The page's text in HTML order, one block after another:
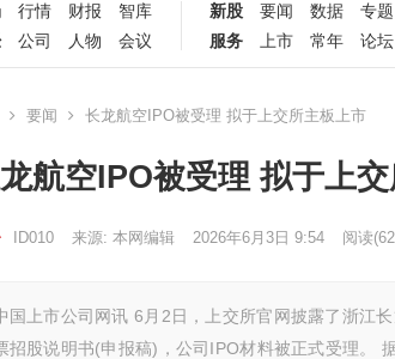
行情 财报
智库
公司 人物 会议
新股 要闻 数据
专题
服务
上市 常年 论坛
要闻 长龙航空IPO被受理 拟于上交所主板上市
航空IPO被受理 拟于上
ID010 来源: 本网编辑 2026年6月3日 9:54 阅读
国上市公司网讯 6月2日，上交所官网披露了浙江
招股说明书(申报稿)，公司IPO材料被正式受理。